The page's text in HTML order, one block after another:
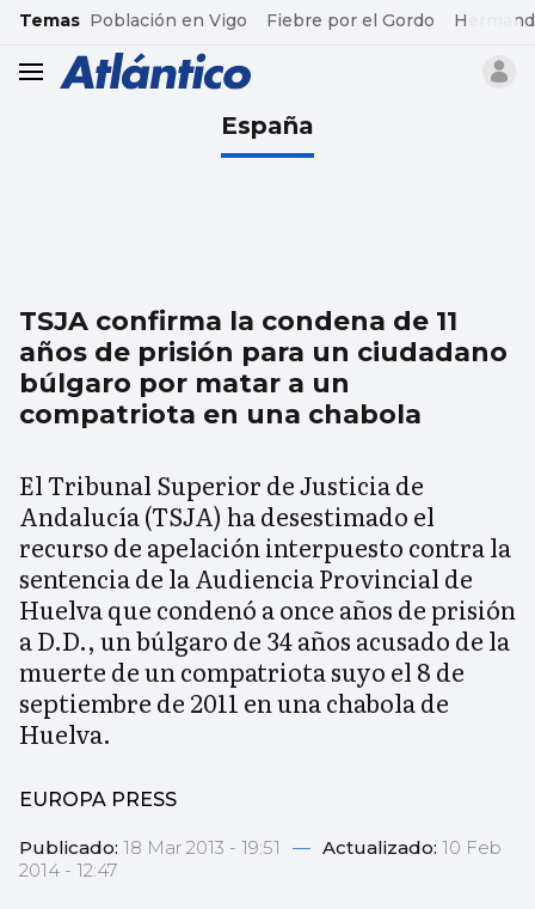
common.go-to-content
Temas Población en Vigo Fiebre por el Gordo
header.menu.open
España
TSJA confirma la condena de 11
años de prisión para un ciudadano
búlgaro por matar a un
compatriota en una chabola
El Tribunal Superior de Justicia de
Andalucía (TSJA) ha desestimado el
recurso de apelación interpuesto contra la
sentencia de la Audiencia Provincial de
Huelva que condenó a once años de prisión
a D.D., un búlgaro de 34 años acusado de la
muerte de un compatriota suyo el 8 de
septiembre de 2011 en una chabola de
Huelva.
EUROPA PRESS
Publicado: 18 Mar 2013 - 19:51 — Actualizado: 10 Feb
2014 - 12:47